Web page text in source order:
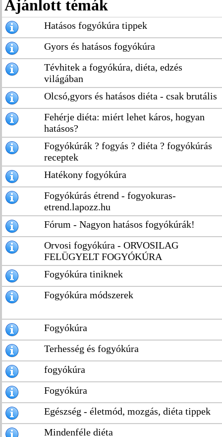
Ajánlott témák
Hatásos fogyókúra tippek
Gyors és hatásos fogyókúra
Tévhitek a fogyókúra, diéta, edzés
világában
Olcsó,gyors és hatásos diéta - csak brutális
Fehérje diéta: miért lehet káros, hogyan
hatásos?
Fogyókúrák ? fogyás ? diéta ? fogyókúrás
receptek
Hatékony fogyókúra
Fogyókúrás étrend - fogyokuras-
etrend.lapozz.hu
Fórum - Nagyon hatásos fogyókúrák!
Orvosi fogyókúra - ORVOSILAG
FELÜGYELT FOGYÓKÚRA
Fogyókúra tiniknek
Fogyókúra módszerek
Fogyókúra
Terhesség és fogyókúra
fogyókúra
Fogyókúra
Egészség - életmód, mozgás, diéta tippek
Mindenféle diéta